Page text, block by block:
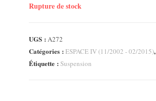
Rupture de stock
UGS : A272
Catégories : ESPACE IV (11/2002 - 02/2015),
Étiquette : Suspension